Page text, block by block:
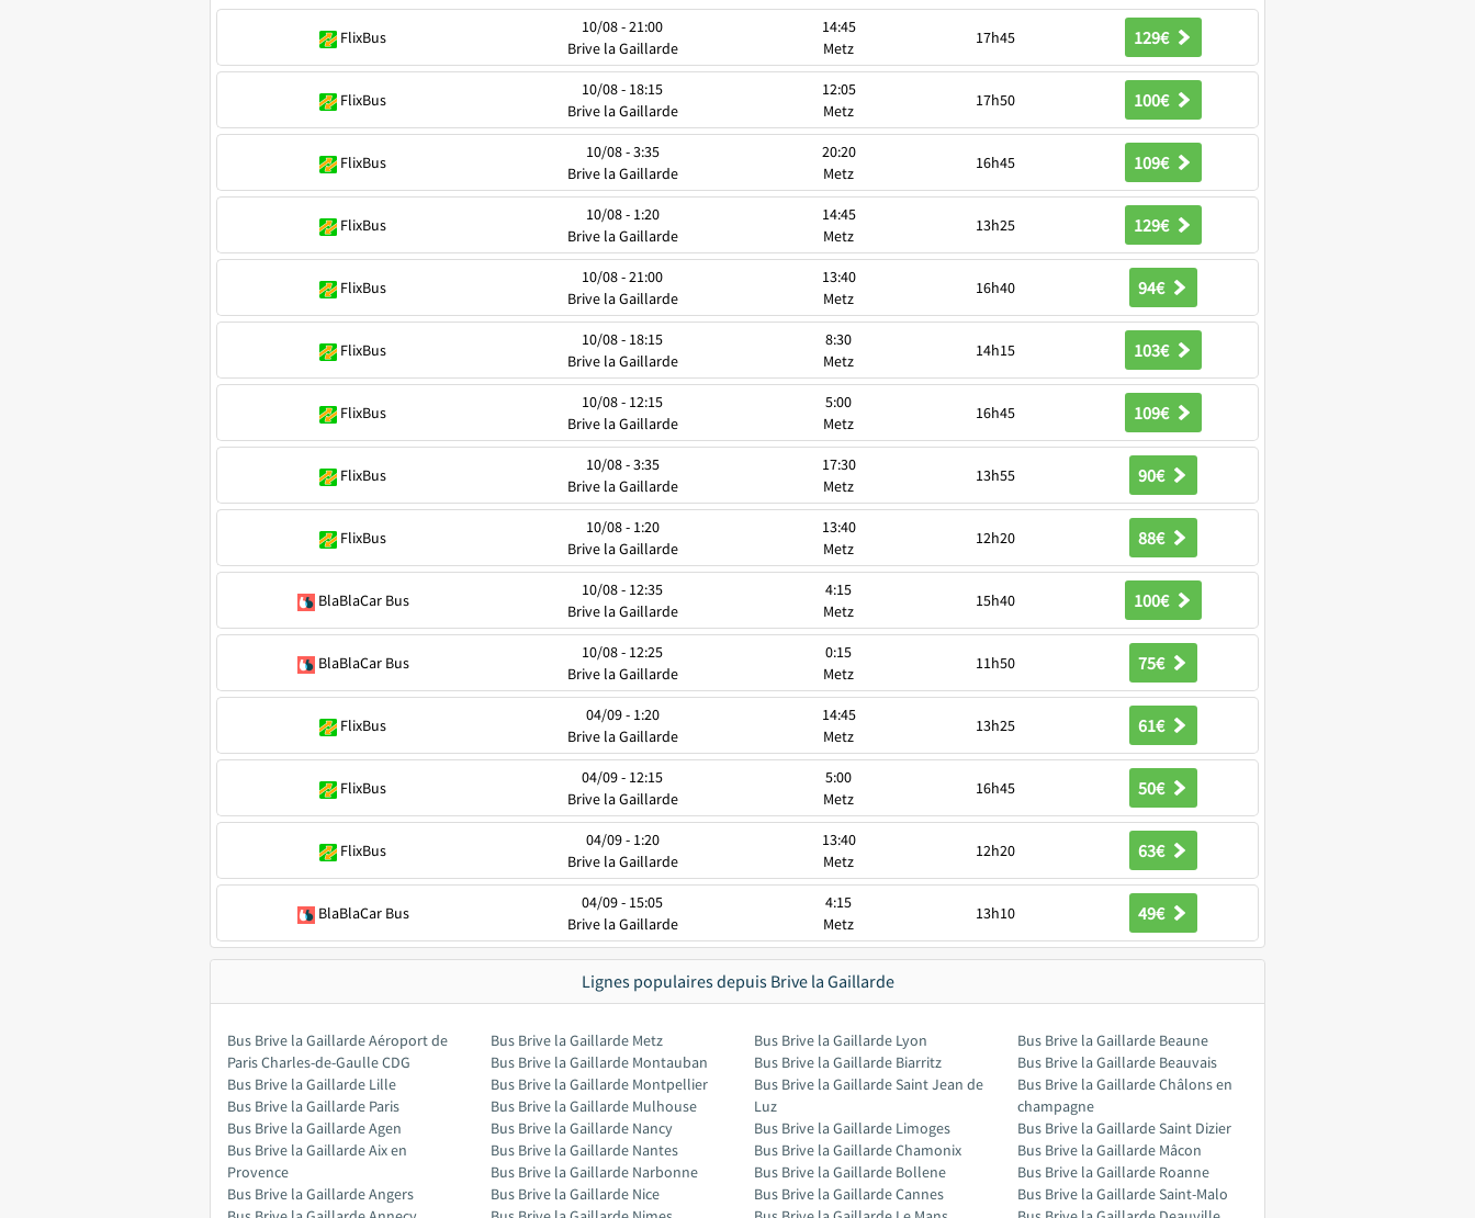
FlixBus
10/08 - 21:00
Brive la Gaillarde
14:45
Metz
17h45 129€
FlixBus
10/08 - 18:15
Brive la Gaillarde
12:05
Metz
17h50 100€
FlixBus
10/08 - 3:35
Brive la Gaillarde
20:20
Metz
16h45 109€
FlixBus
10/08 - 1:20
Brive la Gaillarde
14:45
Metz
13h25 129€
FlixBus
10/08 - 21:00
Brive la Gaillarde
13:40
Metz
16h40 94€
FlixBus
10/08 - 18:15
Brive la Gaillarde
8:30
Metz
14h15 103€
FlixBus
10/08 - 12:15
Brive la Gaillarde
5:00
Metz
16h45 109€
FlixBus
10/08 - 3:35
Brive la Gaillarde
17:30
Metz
13h55 90€
FlixBus
10/08 - 1:20
Brive la Gaillarde
13:40
Metz
12h20 88€
BlaBlaCar Bus
10/08 - 12:35
Brive la Gaillarde
4:15
Metz
15h40 100€
BlaBlaCar Bus
10/08 - 12:25
Brive la Gaillarde
0:15
Metz
11h50 75€
FlixBus
04/09 - 1:20
Brive la Gaillarde
14:45
Metz
13h25 61€
FlixBus
04/09 - 12:15
Brive la Gaillarde
5:00
Metz
16h45 50€
FlixBus
04/09 - 1:20
Brive la Gaillarde
13:40
Metz
12h20 63€
BlaBlaCar Bus
04/09 - 15:05
Brive la Gaillarde
4:15
Metz
13h10 49€
Lignes populaires depuis Brive la Gaillarde
Bus Brive la Gaillarde Aéroport de
Paris Charles-de-Gaulle CDG
Bus Brive la Gaillarde Lille
Bus Brive la Gaillarde Paris
Bus Brive la Gaillarde Agen
Bus Brive la Gaillarde Aix en
Provence
Bus Brive la Gaillarde Angers
Bus Brive la Gaillarde Metz
Bus Brive la Gaillarde Montauban
Bus Brive la Gaillarde Montpellier
Bus Brive la Gaillarde Mulhouse
Bus Brive la Gaillarde Nancy
Bus Brive la Gaillarde Nantes
Bus Brive la Gaillarde Narbonne
Bus Brive la Gaillarde Nice
Bus Brive la Gaillarde Lyon
Bus Brive la Gaillarde Biarritz
Bus Brive la Gaillarde Saint Jean de
Luz
Bus Brive la Gaillarde Limoges
Bus Brive la Gaillarde Chamonix
Bus Brive la Gaillarde Bollene
Bus Brive la Gaillarde Cannes
Bus Brive la Gaillarde Beaune
Bus Brive la Gaillarde Beauvais
Bus Brive la Gaillarde Châlons en
champagne
Bus Brive la Gaillarde Saint Dizier
Bus Brive la Gaillarde Mâcon
Bus Brive la Gaillarde Roanne
Bus Brive la Gaillarde Saint-Malo